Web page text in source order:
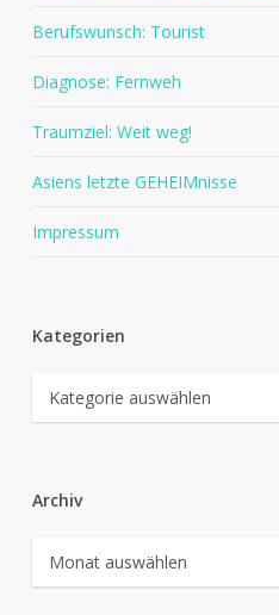
Berufswunsch: Tourist
Diagnose: Fernweh
Traumziel: Weit weg!
Asiens letzte GEHEIMnisse
Impressum
Kategorien
Kategorien
Archiv
Archiv